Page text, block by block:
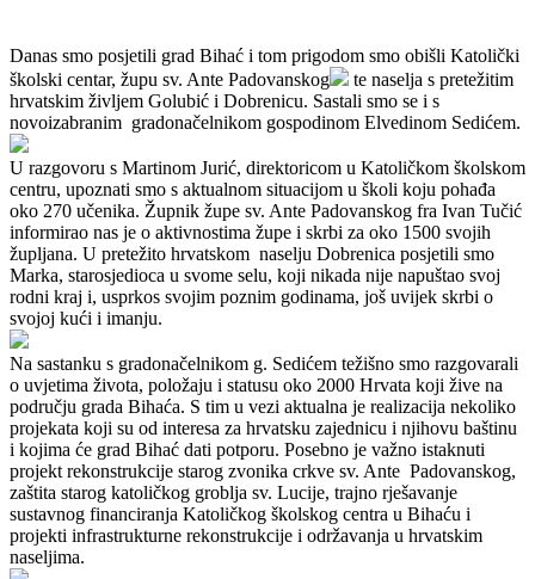
Danas smo posjetili grad Bihać i tom prigodom smo obišli Katolički
školski centar, župu sv. Ante Padovanskog
te naselja s pretežitim
hrvatskim življem Golubić i Dobrenicu. Sastali smo se i s
novoizabranim gradonačelnikom gospodinom Elvedinom Sedićem.
U razgovoru s Martinom Jurić, direktoricom u Katoličkom školskom
centru, upoznati smo s aktualnom situacijom u školi koju pohađa
oko 270 učenika. Župnik župe sv. Ante Padovanskog fra Ivan Tučić
informirao nas je o aktivnostima župe i skrbi za oko 1500 svojih
župljana. U pretežito hrvatskom naselju Dobrenica posjetili smo
Marka, starosjedioca u svome selu, koji nikada nije napuštao svoj
rodni kraj i, usprkos svojim poznim godinama, još uvijek skrbi o
svojoj kući i imanju.
Na sastanku s gradonačelnikom g. Sedićem težišno smo razgovarali
o uvjetima života, položaju i statusu oko 2000 Hrvata koji žive na
području grada Bihaća. S tim u vezi aktualna je realizacija nekoliko
projekata koji su od interesa za hrvatsku zajednicu i njihovu baštinu
i kojima će grad Bihać dati potporu. Posebno je važno istaknuti
projekt rekonstrukcije starog zvonika crkve sv. Ante Padovanskog,
zaštita starog katoličkog groblja sv. Lucije, trajno rješavanje
sustavnog financiranja Katoličkog školskog centra u Bihaću i
projekti infrastrukturne rekonstrukcije i održavanja u hrvatskim
naseljima.